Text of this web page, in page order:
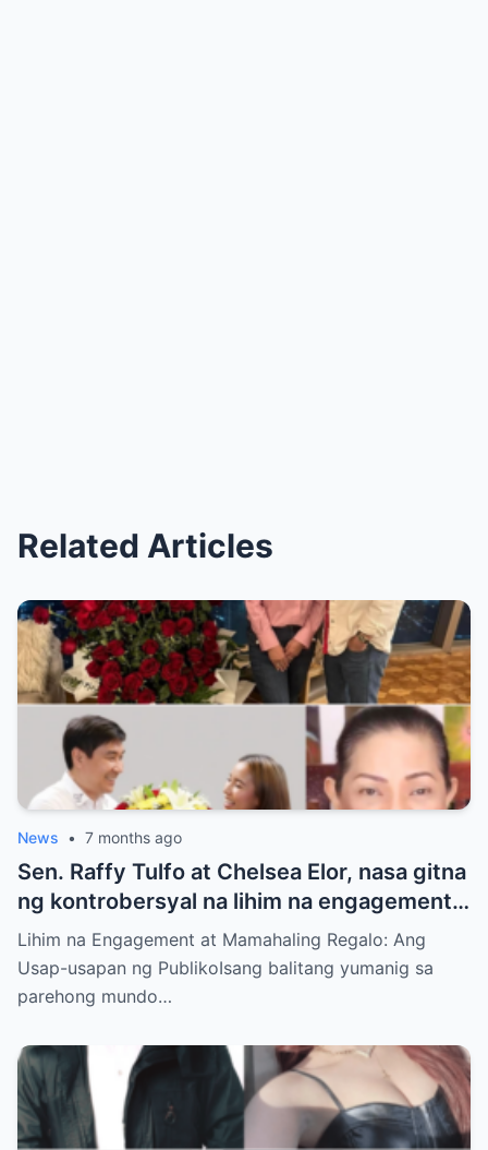
Related Articles
News • 7 months ago
Sen. Raffy Tulfo at Chelsea Elor, nasa gitna
ng kontrobersyal na lihim na engagement
at mamahaling regalo—galit si
Congresswoman Joselyn Tulfo, pinuno ng
usap-usapan sa showbiz at pulitika
Lihim na Engagement at Mamahaling Regalo: Ang
Usap-usapan ng PublikoIsang balitang yumanig sa
parehong mundo…